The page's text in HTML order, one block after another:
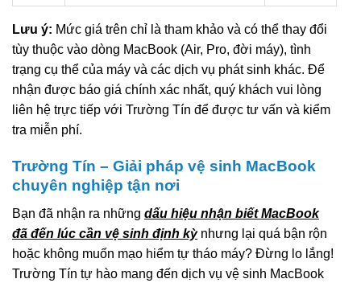
Lưu ý: Mức giá trên chỉ là tham khảo và có thể thay đổi
tùy thuộc vào dòng MacBook (Air, Pro, đời máy), tình
trạng cụ thể của máy và các dịch vụ phát sinh khác. Để
nhận được báo giá chính xác nhất, quý khách vui lòng
liên hệ trực tiếp với Trường Tín để được tư vấn và kiểm
tra miễn phí.
Trường Tín – Giải pháp vệ sinh MacBook
chuyên nghiệp tận nơi
Bạn đã nhận ra những dấu hiệu nhận biết MacBook
đã đến lúc cần vệ sinh định kỳnhưng lại quá bận rộn
hoặc không muốn mạo hiểm tự tháo máy? Đừng lo lắng!
Trường Tín tự hào mang đến dịch vụ vệ sinh MacBook